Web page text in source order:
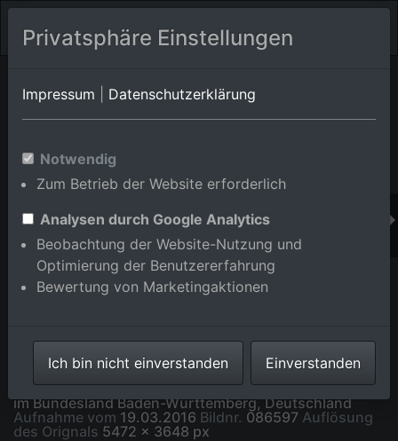
Orts-Album von Achern/Gamshurst
Württemberg,Deutschland
Im Shop bestellen
Autobahnausfahrt A5 im Ortsteil Gamshurst in Achern
im Bundesland Baden-Württemberg, Deutschland
Aufnahme vom 19.03.2016 Bildnr. 086597 Auflösung
des Orignals 5472 x 3648 px
Privatsphäre Einstellungen
Impressum Datenschutzerklärung
Notwendig
Zum Betrieb der Website erforderlich
Analysen durch Google Analytics
Beobachtung der Website-Nutzung und
Optimierung der Benutzererfahrung
Bewertung von Marketingaktionen
Ich bin nicht einverstanden Einverstanden